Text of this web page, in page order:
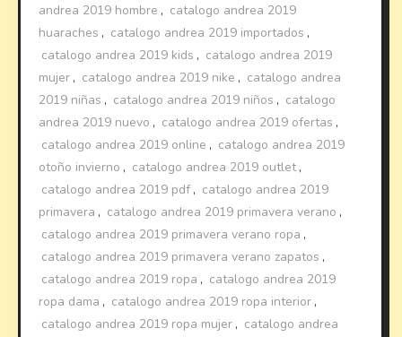
andrea 2019 hombre , catalogo andrea 2019
huaraches , catalogo andrea 2019 importados ,
catalogo andrea 2019 kids , catalogo andrea 2019
mujer , catalogo andrea 2019 nike , catalogo andrea
2019 niñas , catalogo andrea 2019 niños , catalogo
andrea 2019 nuevo , catalogo andrea 2019 ofertas ,
catalogo andrea 2019 online , catalogo andrea 2019
otoño invierno , catalogo andrea 2019 outlet,
catalogo andrea 2019 pdf , catalogo andrea 2019
primavera , catalogo andrea 2019 primavera verano ,
catalogo andrea 2019 primavera verano ropa ,
catalogo andrea 2019 primavera verano zapatos ,
catalogo andrea 2019 ropa , catalogo andrea 2019
ropa dama , catalogo andrea 2019 ropa interior ,
catalogo andrea 2019 ropa mujer , catalogo andrea